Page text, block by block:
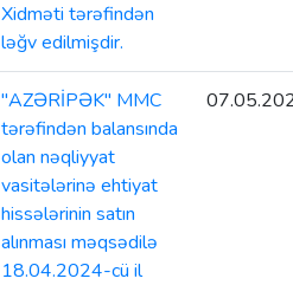
Xidməti tərəfindən
ləğv edilmişdir.
"AZƏRİPƏK" MMC
tərəfindən balansında
olan nəqliyyat
vasitələrinə ehtiyat
hissələrinin satın
alınması məqsədilə
18.04.2024-cü il